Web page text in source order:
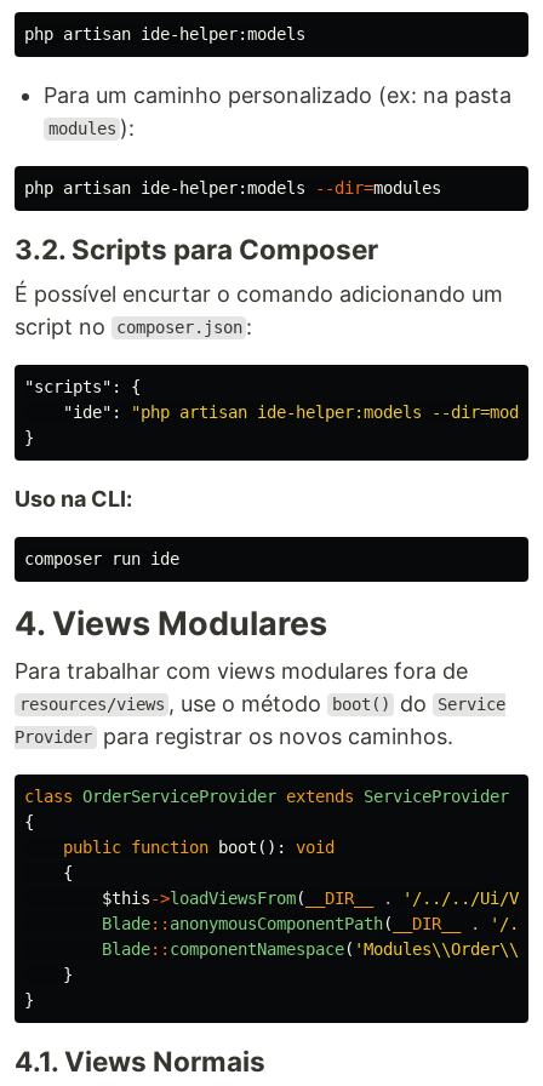
Para um caminho personalizado (ex: na pasta
modules ):
php artisan ide-helper:models --dir=
3.2. Scripts para Composer
É possível encurtar o comando adicionando um
script no
composer.json :
"scripts" :
{
"ide" :
"php artisan ide-helper:models --
}
Uso na CLI:
4. Views Modulares
Para trabalhar com views modulares fora de
resources/views , use o método boot() do Service
Provider para registrar os novos caminhos.
class OrderServiceProvider extends
ServiceProvider
{
public function boot ():
void
{
$this->loadViewsFrom( __DIR__ .
'/../../Ui/
Blade:: anonymousComponentPath( __DIR__ .
'/../
Blade:: componentNamespace(
}
}
4.1. Views Normais